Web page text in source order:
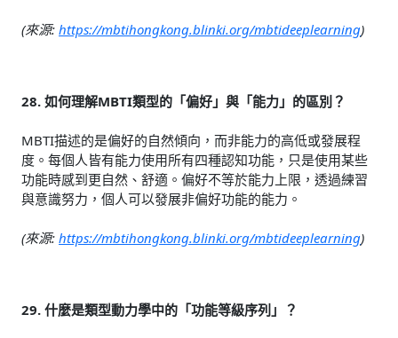
(來源: https://mbtihongkong.blinki.org/mbtideeplearning)
28. 如何理解MBTI類型的「偏好」與「能力」的區別？
MBTI描述的是偏好的自然傾向，而非能力的高低或發展程
度。每個人皆有能力使用所有四種認知功能，只是使用某些
功能時感到更自然、舒適。偏好不等於能力上限，透過練習
與意識努力，個人可以發展非偏好功能的能力。
(來源: https://mbtihongkong.blinki.org/mbtideeplearning)
29. 什麼是類型動力學中的「功能等級序列」？